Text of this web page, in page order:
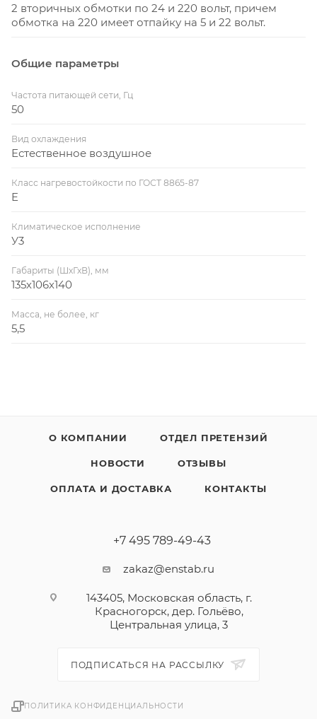
2 вторичных обмотки по 24 и 220 вольт, причем
обмотка на 220 имеет отпайку на 5 и 22 вольт.
Общие параметры
Частота питающей сети, Гц
50
Вид охлаждения
Естественное воздушное
Класс нагревостойкости по ГОСТ 8865-87
E
Климатическое исполнение
У3
Габариты (ШхГхВ), мм
135х106х140
Масса, не более, кг
5,5
О КОМПАНИИ ОТДЕЛ ПРЕТЕНЗИЙ
НОВОСТИ ОТЗЫВЫ
ОПЛАТА И ДОСТАВКА КОНТАКТЫ
+7 495 789-49-43
zakaz@enstab.ru
143405, Московская область, г.
Красногорск, дер. Гольёво,
Центральная улица, 3
ПОДПИСАТЬСЯ НА РАССЫЛКУ
ПОЛИТИКА КОНФИДЕНЦИАЛЬНОСТИ